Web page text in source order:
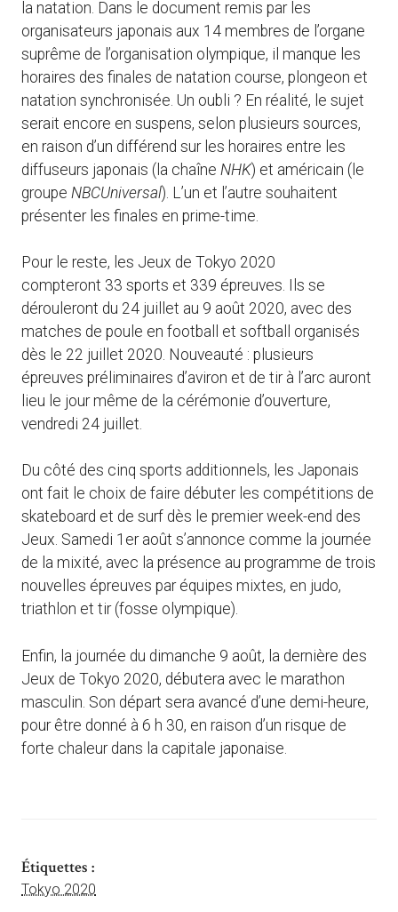
la natation. Dans le document remis par les
organisateurs japonais aux 14 membres de l’organe
suprême de l’organisation olympique, il manque les
horaires des finales de natation course, plongeon et
natation synchronisée. Un oubli ? En réalité, le sujet
serait encore en suspens, selon plusieurs sources,
en raison d’un différend sur les horaires entre les
diffuseurs japonais (la chaîne NHK) et américain (le
groupe NBCUniversal). L’un et l’autre souhaitent
présenter les finales en prime-time.
Pour le reste, les Jeux de Tokyo 2020
compteront 33 sports et 339 épreuves. Ils se
dérouleront du 24 juillet au 9 août 2020, avec des
matches de poule en football et softball organisés
dès le 22 juillet 2020. Nouveauté : plusieurs
épreuves préliminaires d’aviron et de tir à l’arc auront
lieu le jour même de la cérémonie d’ouverture,
vendredi 24 juillet.
Du côté des cinq sports additionnels, les Japonais
ont fait le choix de faire débuter les compétitions de
skateboard et de surf dès le premier week-end des
Jeux. Samedi 1er août s’annonce comme la journée
de la mixité, avec la présence au programme de trois
nouvelles épreuves par équipes mixtes, en judo,
triathlon et tir (fosse olympique).
Enfin, la journée du dimanche 9 août, la dernière des
Jeux de Tokyo 2020, débutera avec le marathon
masculin. Son départ sera avancé d’une demi-heure,
pour être donné à 6 h 30, en raison d’un risque de
forte chaleur dans la capitale japonaise.
Étiquettes :
Tokyo 2020